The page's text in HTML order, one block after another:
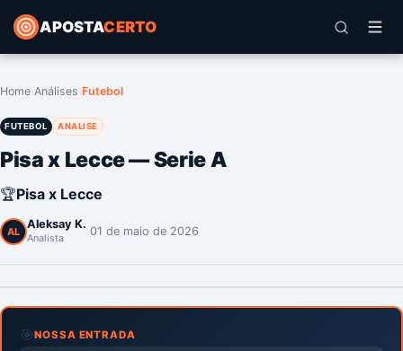
APOSTACERTO
Home Análises Futebol
FUTEBOL ANALISE
Pisa x Lecce — Serie A
🏆Pisa x Lecce
AL
Aleksay K.
Analista 01 de maio de 2026
🎯NOSSA ENTRADA